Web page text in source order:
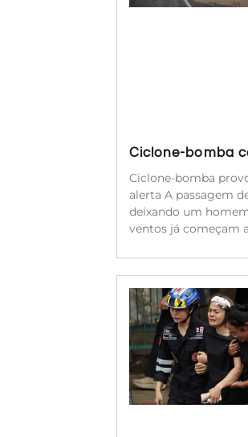
Ciclone-bomba
Ciclone-bomba
alerta A passagem
deixando um
ventos já começam